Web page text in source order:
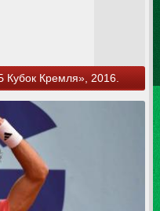
Кубок Кремля», 2016.